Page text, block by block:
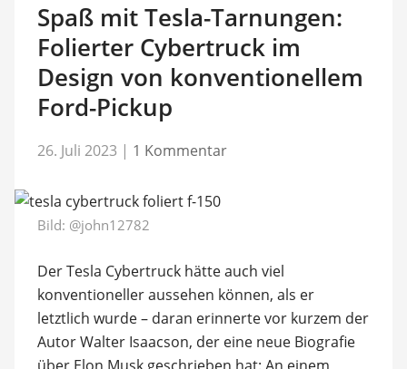
Spaß mit Tesla-Tarnungen:
Folierter Cybertruck im
Design von konventionellem
Ford-Pickup
26. Juli 2023 | 1 Kommentar
Bild: @john12782
Der Tesla Cybertruck hätte auch viel
konventioneller aussehen können, als er
letztlich wurde – daran erinnerte vor kurzem der
Autor Walter Isaacson, der eine neue Biografie
über Elon Musk geschrieben hat: An einem